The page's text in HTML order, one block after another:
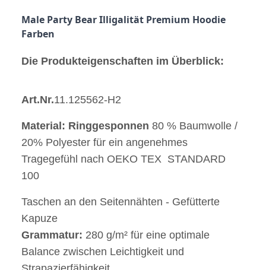
Male Party Bear Illigalität Premium Hoodie
Farben
Die Produkteigenschaften im Überblick:
Art.Nr.11.125562-H2
Material: Ringgesponnen 80 % Baumwolle /
20% Polyester für ein angenehmes
Tragegefühl nach OEKO TEX STANDARD
100
Taschen an den Seitennähten - Gefütterte
Kapuze
Grammatur: 280 g/m² für eine optimale
Balance zwischen Leichtigkeit und